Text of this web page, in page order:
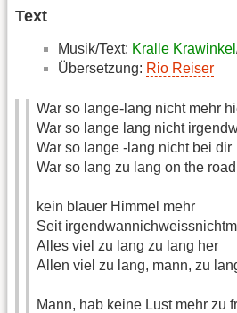
Text
Musik/Text: Kralle Krawinkel
Übersetzung: Rio Reiser
War so lange-lang nicht mehr
War so lange lang nicht
War so lange -lang nicht bei dir
War so lang zu lang on the road
kein blauer Himmel mehr
Seit
Alles viel zu lang zu lang her
Allen viel zu lang, mann, zu
Mann, hab keine Lust mehr zu